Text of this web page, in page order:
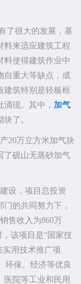
了很大的发展，基
料来适应建筑工程
料使得建筑作业中
自重大等缺点，成
建筑特别是轻板框
现。其中， 加气
了。
20万立方米加气块
了砚山无蒸砂加气
设，项目总投资
的共同努力下，
售收入为860万
该项目是“国家技
用技术推广项
环保、经济等优良
医院等工业和民用